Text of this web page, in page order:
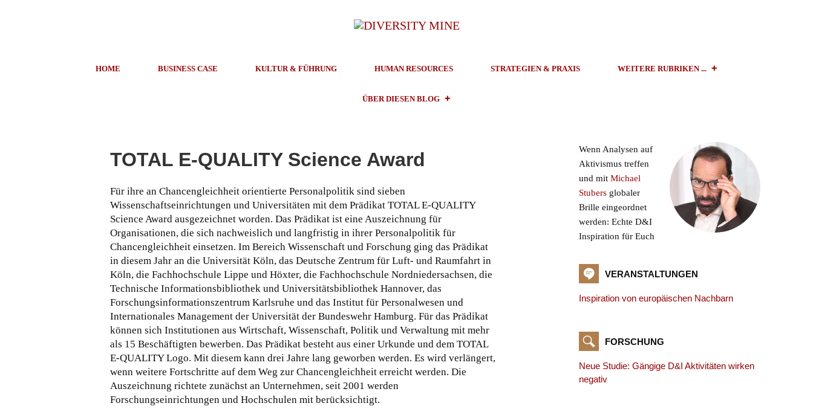
HOME BUSINESS CASE KULTUR & FÜHRUNG HUMAN RESOURCES STRATEGIEN & PRAXIS WEITERE RUBRIKEN ...
ÜBER DIESEN BLOG
TOTAL E-QUALITY Science Award
Für ihre an Chancengleichheit orientierte Personalpolitik sind sieben
Wissenschaftseinrichtungen und Universitäten mit dem Prädikat TOTAL E-QUALITY
Science Award ausgezeichnet worden. Das Prädikat ist eine Auszeichnung für
Organisationen, die sich nachweislich und langfristig in ihrer Personalpolitik für
Chancengleichheit einsetzen. Im Bereich Wissenschaft und Forschung ging das Prädikat
in diesem Jahr an die Universität Köln, das Deutsche Zentrum für Luft- und Raumfahrt in
Köln, die Fachhochschule Lippe und Höxter, die Fachhochschule Nordniedersachsen, die
Technische Informationsbibliothek und Universitätsbibliothek Hannover, das
Forschungsinformationszentrum Karlsruhe und das Institut für Personalwesen und
Internationales Management der Universität der Bundeswehr Hamburg. Für das Prädikat
können sich Institutionen aus Wirtschaft, Wissenschaft, Politik und Verwaltung mit mehr
als 15 Beschäftigten bewerben. Das Prädikat besteht aus einer Urkunde und dem TOTAL
E-QUALITY Logo. Mit diesem kann drei Jahre lang geworben werden. Es wird verlängert,
wenn weitere Fortschritte auf dem Weg zur Chancengleichheit erreicht werden. Die
Auszeichnung richtete zunächst an Unternehmen, seit 2001 werden
Forschungseinrichtungen und Hochschulen mit berücksichtigt.
Wenn Analysen auf
Aktivismus treffen
und mit Michael
Stubers globaler
Brille eingeordnet
werden: Echte D&I
Inspiration für Euch
VERANSTALTUNGEN
Inspiration von europäischen Nachbarn
FORSCHUNG
Neue Studie: Gängige D&I Aktivitäten wirken
negativ